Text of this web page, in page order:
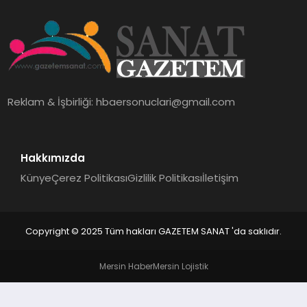
SAĞLIK
Reklam & İşbirliği:hbaersonuclari@gmail.com
Hakkımızda
KünyeÇerez PolitikasıGizlilik Politikasıİletişim
Copyright © 2025 Tüm hakları GAZETEM SANAT 'da saklıdır.
Mersin HaberMersin Lojistik